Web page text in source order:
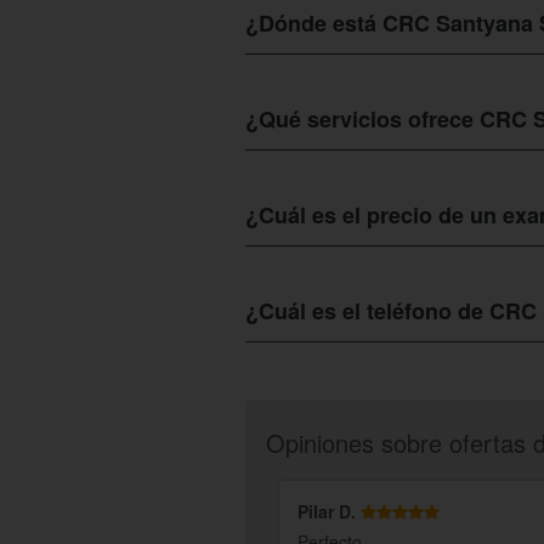
¿Dónde está CRC Santyana
Lealtad.
¿Qué servicios ofrece CRC
embarcaciones de recreo y motos
¿Cuál es el precio de un
buscas para hacerlo con otra
¿Cuál es el teléfono de
Opiniones sobre ofertas
Pilar D.